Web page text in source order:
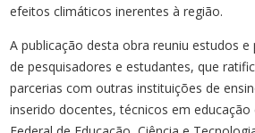
efeitos climáticos inerentes à região.
A publicação desta obra reuniu estudos e
de pesquisadores e estudantes, que
parcerias com outras instituições de
inserido docentes, técnicos em